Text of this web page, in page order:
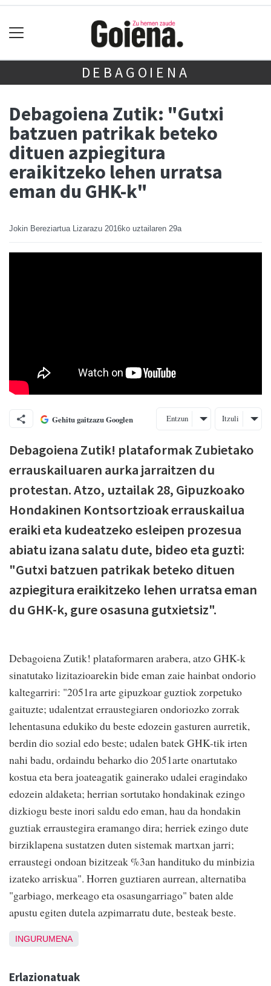
DEBAGOIENA
Debagoiena Zutik: "Gutxi
batzuen patrikak beteko
dituen azpiegitura
eraikitzeko lehen urratsa
eman du GHK-k"
Jokin Bereziartua Lizarazu 2016ko uztailaren 29a
Gehitu gaitzazu Googlen Entzun Itzuli
Debagoiena Zutik! plataformak Zubietako
errauskailuaren aurka jarraitzen du
protestan. Atzo, uztailak 28, Gipuzkoako
Hondakinen Kontsortzioak errauskailua
eraiki eta kudeatzeko esleipen prozesua
abiatu izana salatu dute, bideo eta guzti:
"Gutxi batzuen patrikak beteko dituen
azpiegitura eraikitzeko lehen urratsa eman
du GHK-k, gure osasuna gutxietsiz".
Debagoiena Zutik! plataformaren arabera, atzo GHK-k
sinatutako lizitazioarekin bide eman zaie hainbat ondorio
kaltegarriri: "2051ra arte gipuzkoar guztiok zorpetuko
gaituzte; udalentzat erraustegiaren ondoriozko zorrak
lehentasuna edukiko du beste edozein gasturen aurretik,
berdin dio sozial edo beste; udalen batek GHK-tik irten
nahi badu, ordaindu beharko dio 2051arte onartutako
kostua eta bera joateagatik gainerako udalei eragindako
edozein aldaketa; herrian sortutako hondakinak ezingo
dizkiogu beste inori saldu edo eman, hau da hondakin
guztiak erraustegira eramango dira; herriek ezingo dute
birziklapena sustatzen duten sistemak martxan jarri;
erraustegi ondoan bizitzeak %3an handituko du minbizia
izateko arriskua". Horren guztiaren aurrean, alternatiba
"garbiago, merkeago eta osasungarriago" baten alde
apustu egiten dutela azpimarratu dute, besteak beste.
INGURUMENA
Erlazionatuak